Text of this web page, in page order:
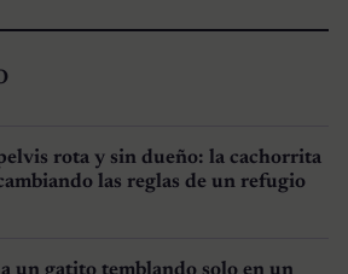
rota y sin dueño: la cachorrita
las reglas de un refugio